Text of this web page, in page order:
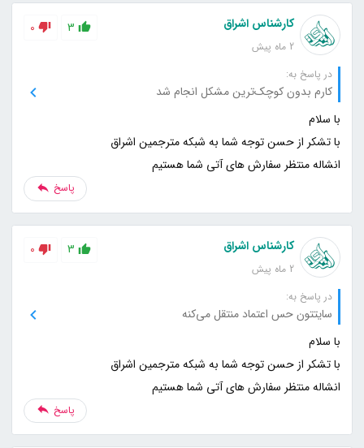
کارشناس اشراق
2 ماه پیش
3
0
در پاسخ به:
کارم بدون کوچک‌ترین مشکل انجام شد
انشاله منتظر سفارش های آتی شما هستیم
پاسخ
کارشناس اشراق
2 ماه پیش
3
0
در پاسخ به:
سایتتون حس اعتماد منتقل می‌کنه
انشاله منتظر سفارش های آتی شما هستیم
پاسخ